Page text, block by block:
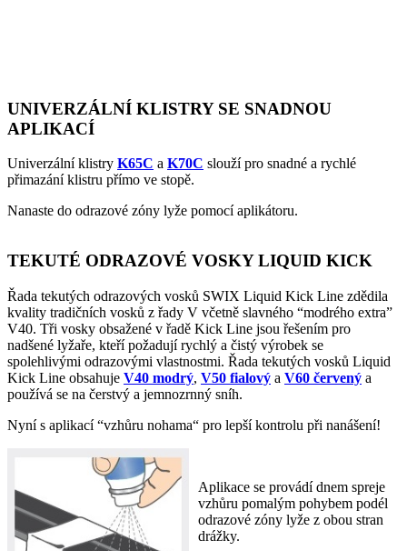
UNIVERZÁLNÍ KLISTRY SE SNADNOU
APLIKACÍ
Univerzální klistry K65C a K70C slouží pro snadné a rychlé
přimazání klistru přímo ve stopě.
Nanaste do odrazové zóny lyže pomocí aplikátoru.
TEKUTÉ ODRAZOVÉ VOSKY LIQUID KICK
Řada tekutých odrazových vosků SWIX Liquid Kick Line zdědila
kvality tradičních vosků z řady V včetně slavného “modrého extra”
V40. Tři vosky obsažené v řadě Kick Line jsou řešením pro
nadšené lyžaře, kteří požadují rychlý a čistý výrobek se
spolehlivými odrazovými vlastnostmi. Řada tekutých vosků Liquid
Kick Line obsahuje V40 modrý, V50 fialový a V60 červený a
používá se na čerstvý a jemnozrnný sníh.
Nyní s aplikací “vzhůru nohama“ pro lepší kontrolu při nanášení!
Aplikace se provádí dnem spreje
vzhůru pomalým pohybem podél
odrazové zóny lyže z obou stran
drážky.